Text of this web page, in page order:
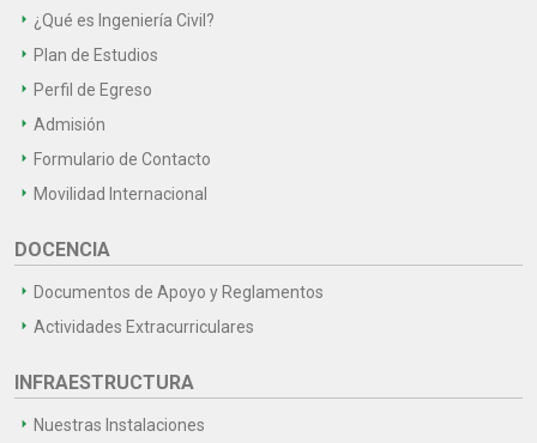
¿Qué es Ingeniería Civil?
Plan de Estudios
Perfil de Egreso
Admisión
Formulario de Contacto
Movilidad Internacional
DOCENCIA
Documentos de Apoyo y Reglamentos
Actividades Extracurriculares
INFRAESTRUCTURA
Nuestras Instalaciones